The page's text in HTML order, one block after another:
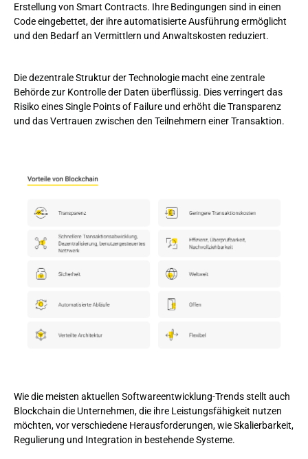
Erstellung von Smart Contracts. Ihre Bedingungen sind in einen
Code eingebettet, der ihre automatisierte Ausführung ermöglicht
und den Bedarf an Vermittlern und Anwaltskosten reduziert.
Die dezentrale Struktur der Technologie macht eine zentrale
Behörde zur Kontrolle der Daten überflüssig. Dies verringert das
Risiko eines Single Points of Failure und erhöht die Transparenz
und das Vertrauen zwischen den Teilnehmern einer Transaktion.
Wie die meisten aktuellen Softwareentwicklung-Trends stellt auch
Blockchain die Unternehmen, die ihre Leistungsfähigkeit nutzen
möchten, vor verschiedene Herausforderungen, wie Skalierbarkeit,
Regulierung und Integration in bestehende Systeme.